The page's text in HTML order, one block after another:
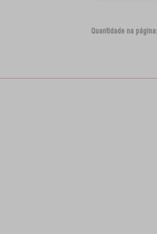
Quantidade na página: